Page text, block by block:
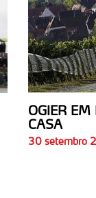
OGIER
CASA
30 setembro